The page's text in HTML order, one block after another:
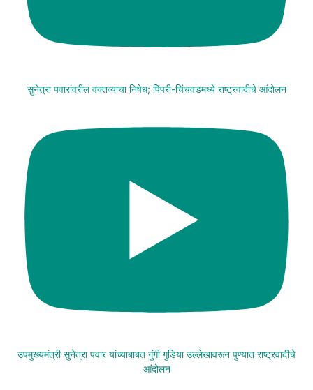
सुनेत्रा पवारांवरील वक्तव्याचा निषेध; पिंपरी-चिंचवडमध्ये राष्ट्रवादीचे आंदोलन
उपमुख्यमंत्री सुनेत्रा पवार यांच्याबाबत गुंगी गुडिया उल्लेखावरून पुण्यात राष्ट्रवादीचे
आंदोलन